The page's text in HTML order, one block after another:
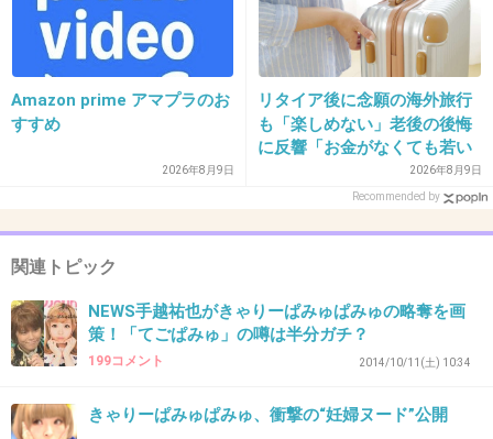
38. 匿名2014/10/10(金) 10:21:01
これは遊びだったのか？
39. 匿名2014/10/10(金) 10:21:14
結婚してないんだからいいじゃん
こんなこと出来るの若いうちだよ。
Amazon prime アマプラのお
すすめ
2026年8月9日
リタイア後に念願の海外旅行
も「楽しめない」老後の後悔
に反響「お金がなくても若い
うちに？」50代以上の切実な
2026年8月9日
Recommended by
関連トピック
NEWS手越祐也がきゃりーぱみゅぱみゅの略奪を画
策！「てごぱみゅ」の噂は半分ガチ？
199コメント 2014/10/11(土) 10:34
きゃりーぱみゅぱみゅ、衝撃の“妊婦ヌード”公開